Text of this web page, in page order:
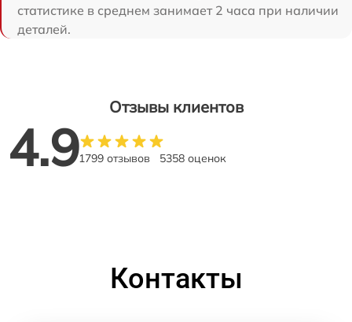
статистике в среднем занимает 2 часа при наличии
деталей.
Отзывы клиентов
4.91799 отзывов 5358 оценок
Контакты